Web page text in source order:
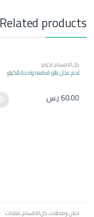
Related products
كل الاقسام,لحوم
لحم عجل بتلو قطعه واحدة للكيلو
60.00ر.س
اجبان ومخللات,كل الاقسام,منتجات